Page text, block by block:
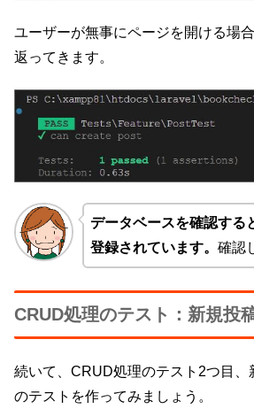
ユーザーが無事にページを開ける場
返ってきます。
データベースを確認する
登録されています。 確認
CRUD処理のテスト：新規投
続いて、CRUD処理のテスト2つ目、
のテストを作ってみましょう。